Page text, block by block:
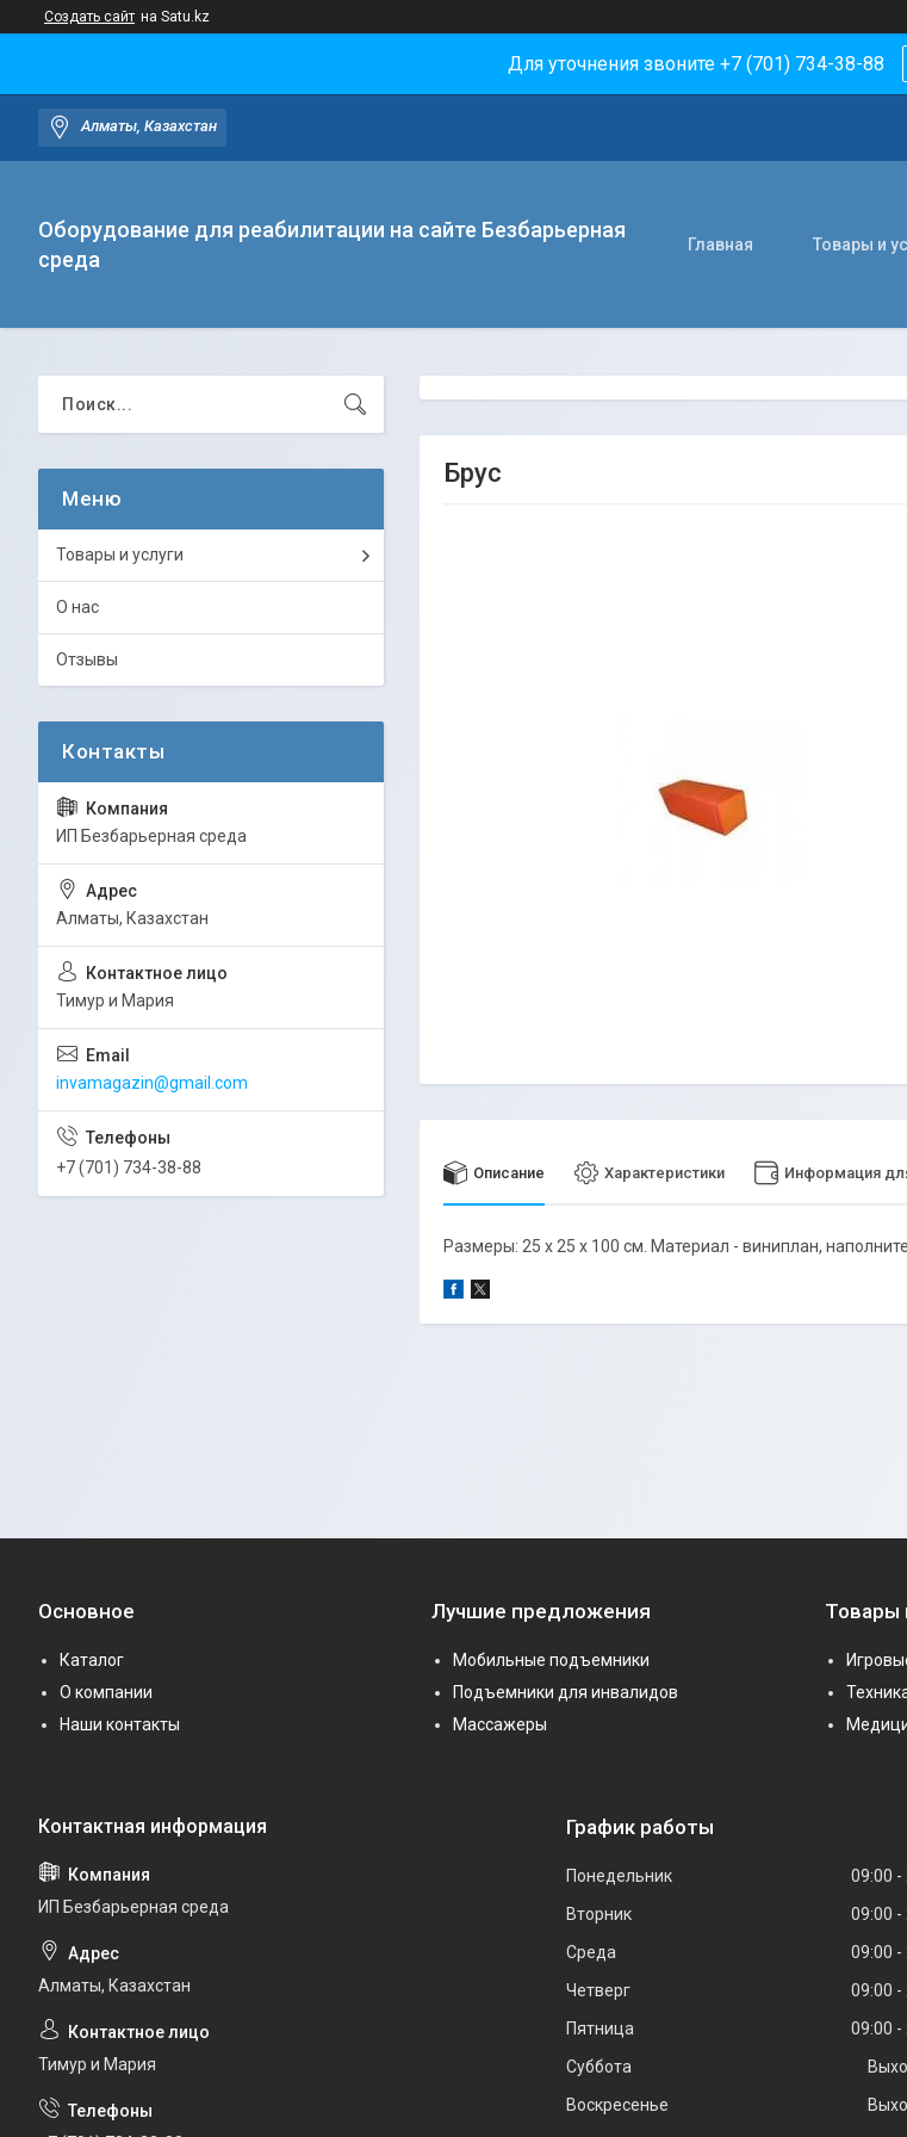
Создать сайт на Satu.kz
Для уточнения звоните +7 (701) 734-38-88
Алматы, Казахстан
Оборудование для реабилитации на сайте Безбарьерная
среда
Главная Товары и
Брус
Описание Характеристики Информация
Размеры: 25 х 25 х 100 см. Материал - виниплан,
Товары и услуги
О нас
Отзывы
ИП Безбарьерная среда
Алматы, Казахстан
Тимур и Мария
invamagazin@gmail.com
+7 (701) 734-38-88
Основное
Каталог
О компании
Наши контакты
Лучшие предложения
Мобильные подъемники
Подъемники для инвалидов
Массажеры
Товары
ИП Безбарьерная среда
Алматы, Казахстан
Тимур и Мария
График работы
Понедельник 09:00
Вторник
09:00
Среда
09:00
Четверг
09:00
Пятница
09:00
Суббота
Воскресенье